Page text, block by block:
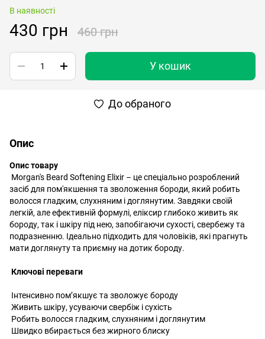
В наявності
430 грн 460 грн
У кошик
До обраного
Опис
Опис товару
Morgan's Beard Softening Elixir – це спеціально розроблений
засіб для пом'якшення та зволоження бороди, який робить
волосся гладким, слухняним і доглянутим. Завдяки своїй
легкій, але ефективній формулі, еліксир глибоко живить як
бороду, так і шкіру під нею, запобігаючи сухості, свербежу та
подразненню. Ідеально підходить для чоловіків, які прагнуть
мати доглянуту та приємну на дотик бороду.
Ключові переваги
Інтенсивно пом’якшує та зволожує бороду
Живить шкіру, усуваючи свербіж і сухість
Робить волосся гладким, слухняним і доглянутим
Швидко вбирається без жирного блиску